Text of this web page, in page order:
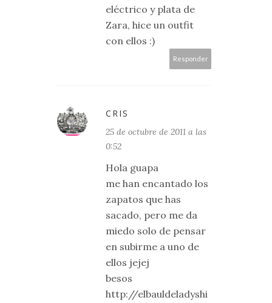
eléctrico y plata de
Zara, hice un outfit
con ellos :)
Responder
CRIS
25 de octubre de 2011 a las
0:52
Hola guapa
me han encantado los
zapatos que has
sacado, pero me da
miedo solo de pensar
en subirme a uno de
ellos jejej
besos
http://elbauldeladyshi